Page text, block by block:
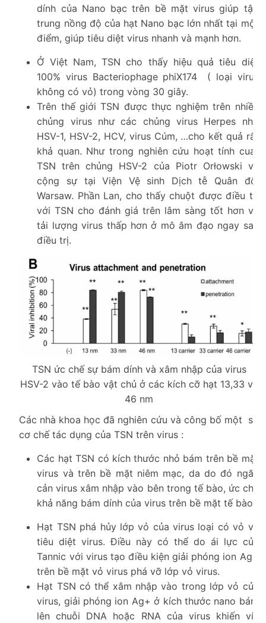
dính của Nano bạc trên bề mặt virus giúp tập
trung nồng độ của hạt Nano bạc lớn nhất tại một
điểm, giúp tiêu diệt virus nhanh và mạnh hơn.
Ở Việt Nam, TSN cho thấy hiệu quả tiêu diệt
100% virus Bacteriophage phiX174 ( loại virus
không có vỏ) trong vòng 30 giây.
Trên thế giới TSN được thực nghiệm trên nhiều
chủng virus như các chủng virus Herpes như
HSV-1, HSV-2, HCV, virus Cúm, …cho kết quả rất
khả quan. Như trong nghiên cứu hoạt tính cuar
TSN trên chủng HSV-2 của Piotr Orłowski và
cộng sự tại Viện Vệ sinh Dịch tễ Quân đội
Warsaw. Phần Lan, cho thấy chuột được điều trị
với TSN cho đánh giá trên lâm sàng tốt hơn và
tải lượng virus thấp hơn ở mô âm đạo ngay sau
điều trị.
TSN ức chế sự bám dính và xâm nhập của virus
HSV-2 vào tế bào vật chủ ở các kích cỡ hạt 13,33 và
46 nm
Các nhà khoa học đã nghiên cứu và công bố một số
cơ chế tác dụng của TSN trên virus :
Các hạt TSN có kích thước nhỏ bám trên bề mặt
virus và trên bề mặt niêm mạc, da do đó ngăn
cản virus xâm nhập vào bên trong tế bào, ức chế
khả năng bám dính của virus trên bề mặt tế bào.
Hạt TSN phá hủy lớp vỏ của virus loại có vỏ và
tiêu diệt virus. Điều này có thể do ái lực của
Tannic với virus tạo điều kiện giải phóng ion Ag+
trên bề mặt vỏ virus phá vỡ lớp vỏ virus.
Hạt TSN có thể xâm nhập vào trong lớp vỏ của
virus, giải phóng ion Ag+ ở kích thước nano bám
lên chuỗi DNA hoặc RNA của virus khiến víu